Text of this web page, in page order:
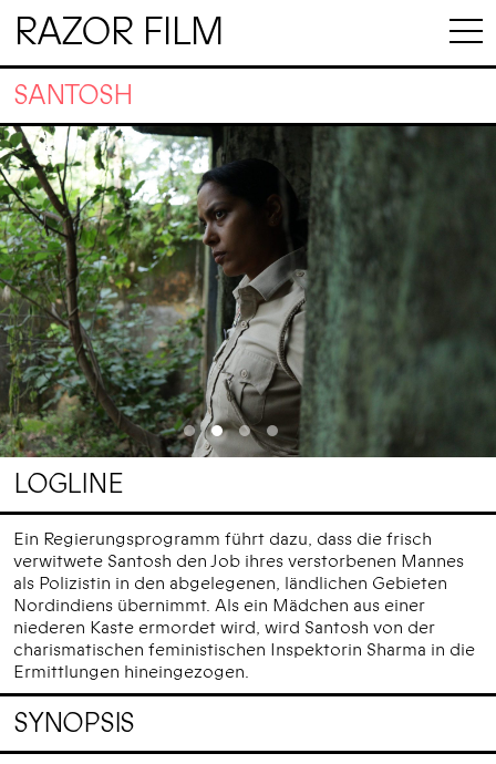
RAZOR FILM
SANTOSH
LOGLINE
Ein Regierungsprogramm führt dazu, dass die frisch
verwitwete Santosh den Job ihres verstorbenen Mannes
als Polizistin in den abgelegenen, ländlichen Gebieten
Nordindiens übernimmt. Als ein Mädchen aus einer
niederen Kaste ermordet wird, wird Santosh von der
charismatischen feministischen Inspektorin Sharma in die
Ermittlungen hineingezogen.
SYNOPSIS